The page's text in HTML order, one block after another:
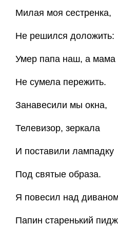
Милая моя сестренка,
Не решился доложить:
Умер папа наш, а мама
Не сумела пережить.
Занавесили мы окна,
Телевизор, зеркала
И поставили лампадку
Под святые образа.
Я повесил над
Папин старенький